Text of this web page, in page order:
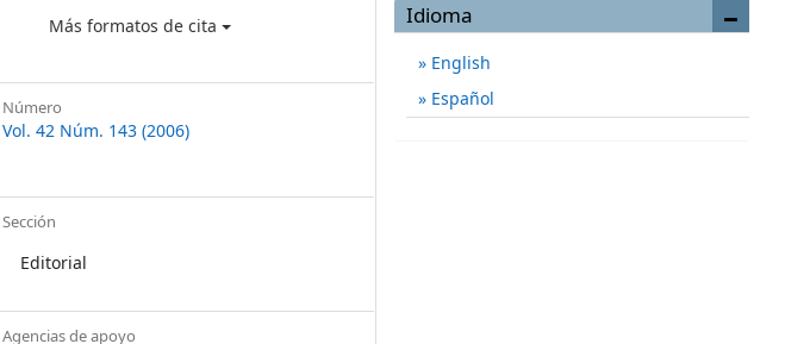
Más formatos de cita
Número
Vol. 42 Núm. 143 (2006)
Sección
Editorial
Agencias de apoyo
Idioma
English
Español